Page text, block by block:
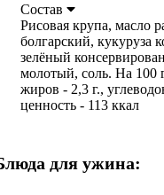
Состав
Рисовая крупа, масло
болгарский, кукуруза
зелёный
молотый, соль. На 100
жиров - 2,3 г.,
ценность - 113 ккал
для ужина: